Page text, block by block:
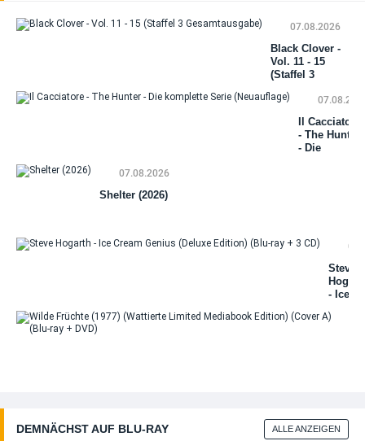
07.08.2026
Black Clover -
Vol. 11 - 15
(Staffel 3
Il Cacciatore
- The Hunter
- Die
07.08.2026
Shelter (2026)
Steve
- Ice
Genius
DEMNÄCHST AUF BLU‑RAY ALLE ANZEIGEN